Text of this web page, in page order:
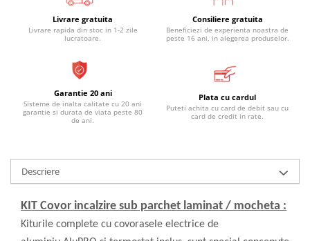
Livrare gratuita
Livrare rapida din stoc in 1-2 zile
lucratoare.
Consiliere gratuita
Beneficiezi de experienta noastra de
peste 16 ani, in alegerea produselor.
Garantie 20 ani
Sisteme de inalta calitate cu 20 ani
garantie si durata de viata peste 80
de ani.
Plata cu cardul
Puteti achita cu card de debit sau cu
card de credit in rate.
Descriere
KIT Covor incalzire sub parchet laminat / mocheta :
Kiturile complete cu covorasele electrice de